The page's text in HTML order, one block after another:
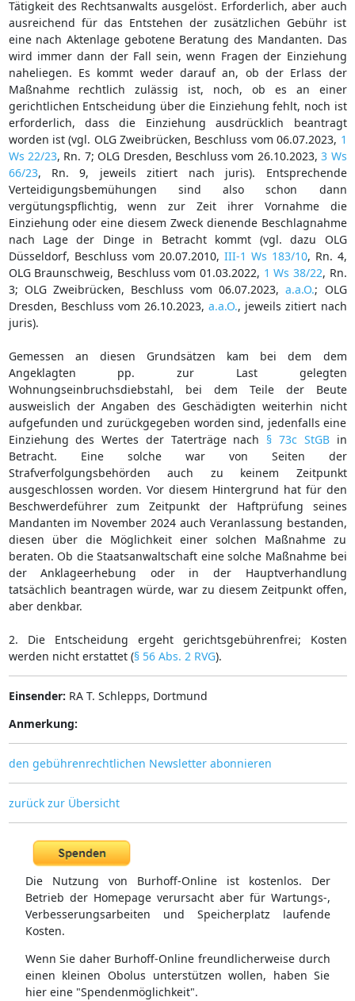
Tätigkeit des Rechtsanwalts ausgelöst. Erforderlich, aber auch
ausreichend für das Entstehen der zusätzlichen Gebühr ist
eine nach Aktenlage gebotene Beratung des Mandanten. Das
wird immer dann der Fall sein, wenn Fragen der Einziehung
naheliegen. Es kommt weder darauf an, ob der Erlass der
Maßnahme rechtlich zulässig ist, noch, ob es an einer
gerichtlichen Entscheidung über die Einziehung fehlt, noch ist
erforderlich, dass die Einziehung ausdrücklich beantragt
worden ist (vgl. OLG Zweibrücken, Beschluss vom 06.07.2023, 1
Ws 22/23, Rn. 7; OLG Dresden, Beschluss vom 26.10.2023,3 Ws
66/23, Rn. 9, jeweils zitiert nach juris). Entsprechende
Verteidigungsbemühungen sind also schon dann
vergütungspflichtig, wenn zur Zeit ihrer Vornahme die
Einziehung oder eine diesem Zweck dienende Beschlagnahme
nach Lage der Dinge in Betracht kommt (vgl. dazu OLG
Düsseldorf, Beschluss vom 20.07.2010, III-1 Ws 183/10, Rn. 4,
OLG Braunschweig, Beschluss vom 01.03.2022, 1 Ws 38/22, Rn.
3; OLG Zweibrücken, Beschluss vom 06.07.2023,a.a.O.; OLG
Dresden, Beschluss vom 26.10.2023,a.a.O., jeweils zitiert nach
juris).
Gemessen an diesen Grundsätzen kam bei dem dem
Angeklagten pp. zur Last gelegten
Wohnungseinbruchsdiebstahl, bei dem Teile der Beute
ausweislich der Angaben des Geschädigten weiterhin nicht
aufgefunden und zurückgegeben worden sind, jedenfalls eine
Einziehung des Wertes der Taterträge nach § 73c StGBin
Betracht. Eine solche war von Seiten der
Strafverfolgungsbehörden auch zu keinem Zeitpunkt
ausgeschlossen worden. Vor diesem Hintergrund hat für den
Beschwerdeführer zum Zeitpunkt der Haftprüfung seines
Mandanten im November 2024 auch Veranlassung bestanden,
diesen über die Möglichkeit einer solchen Maßnahme zu
beraten. Ob die Staatsanwaltschaft eine solche Maßnahme bei
der Anklageerhebung oder in der Hauptverhandlung
tatsächlich beantragen würde, war zu diesem Zeitpunkt offen,
aber denkbar.
2. Die Entscheidung ergeht gerichtsgebührenfrei; Kosten
werden nicht erstattet (§ 56 Abs. 2 RVG).
Einsender: RA T. Schlepps, Dortmund
Anmerkung:
den gebührenrechtlichen Newsletter abonnieren
zurück zur Übersicht
Die Nutzung von Burhoff-Online ist kostenlos. Der
Betrieb der Homepage verursacht aber für Wartungs-,
Verbesserungsarbeiten und Speicherplatz laufende
Kosten.
Wenn Sie daher Burhoff-Online freundlicherweise durch
einen kleinen Obolus unterstützen wollen, haben Sie
hier eine "Spendenmöglichkeit".